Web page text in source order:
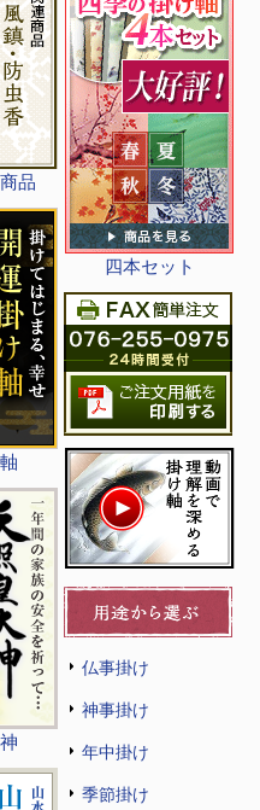
品
四本セット
仏事掛け
神事掛け
年中掛け
季節掛け